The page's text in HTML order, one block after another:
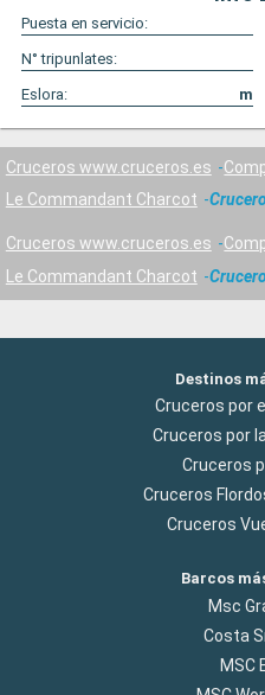
Puesta en servicio:
N° tripunlates:
Eslora:
m
Cruceros www.cruceros.es
Le Commandant Charcot
Cruceros www.cruceros.es
Le Commandant Charcot
Destinos
Cruceros por
Cruceros por
Cruceros
Cruceros
Cruceros
Barcos
Msc
Costa
MSC